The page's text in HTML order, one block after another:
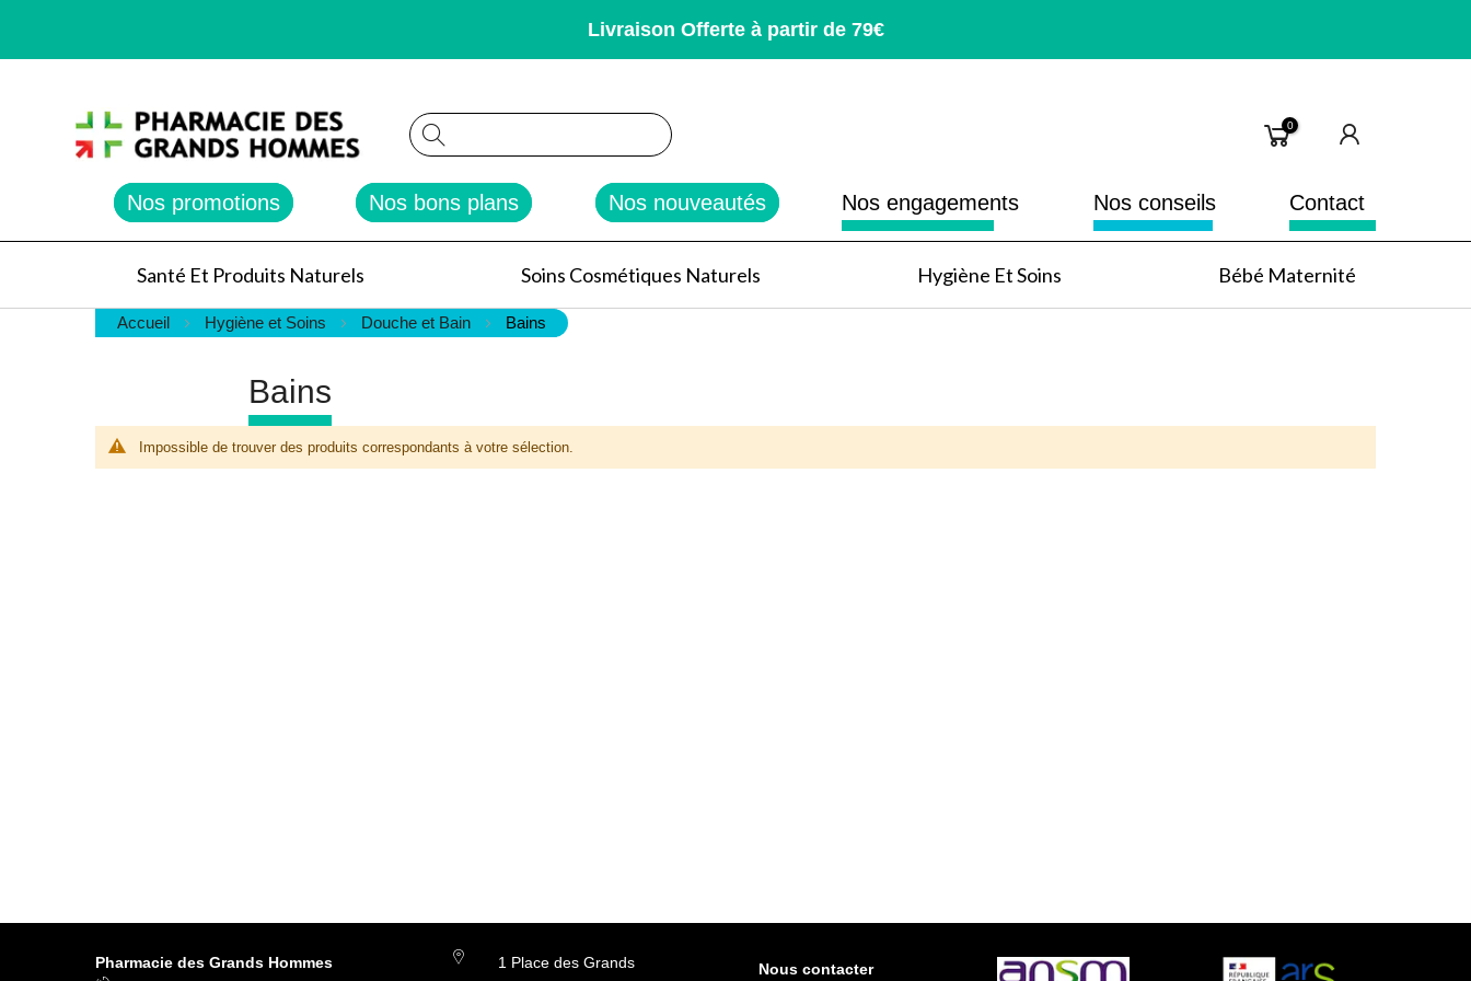
Livraison Offerte à partir de 79€
0
Nos promotions Nos bons plans Nos nouveautés Nos engagements Nos conseils Contact
Santé Et Produits Naturels Soins Cosmétiques Naturels Hygiène Et Soins Bébé Maternité
Accueil Hygiène et Soins Douche et Bain Bains
Bains
Impossible de trouver des produits correspondants à votre sélection.
Pharmacie des Grands Hommes
1 Place des Grands
Nous contacter